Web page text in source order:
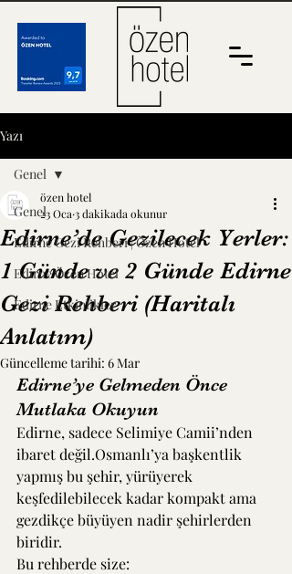
Yazı
Genel
Edirne Gezi Rehberi | Özen Hotel
Edirne Özen Hotel
Edirne Etkinlikler
Genel
Edirne’de Gezilecek Yerler:
1 Günde ve 2 Günde Edirne
Gezi Rehberi (Haritalı
Anlatım)
özen hotel
23 Oca 3 dakikada okunur
Güncelleme tarihi: 6 Mar
Edirne’ye Gelmeden Önce
Mutlaka Okuyun
Edirne, sadece Selimiye Camii’nden
ibaret değil.Osmanlı’ya başkentlik
yapmış bu şehir, yürüyerek
keşfedilebilecek kadar kompakt ama
gezdikçe büyüyen nadir şehirlerden
biridir.
Bu rehberde size: